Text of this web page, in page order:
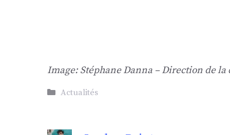
Image: Stéphane Danna – Direction de
Catégories
Actualités